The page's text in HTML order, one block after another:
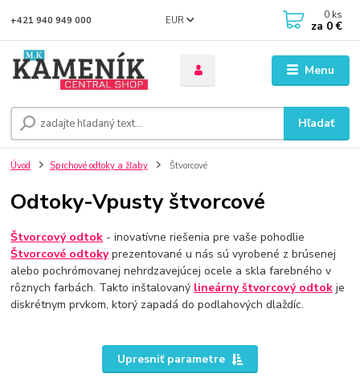
Menu
EUR
Hľadať
+421 940 949 000 0 ks
za 0 €
Úvod Sprchové odtoky a žľaby Štvorcové
Odtoky-Vpusty štvorcové
Štvorcový odtok - inovatívne riešenia pre vaše pohodlie
Štvorcové odtokyprezentované u nás sú vyrobené z brúsenej
alebo pochrómovanej nehrdzavejúcej ocele a skla farebného v
rôznych farbách. Takto inštalovaný lineárny štvorcový odtok je
diskrétnym prvkom, ktorý zapadá do podlahových dlaždíc.
Upresniť parametre